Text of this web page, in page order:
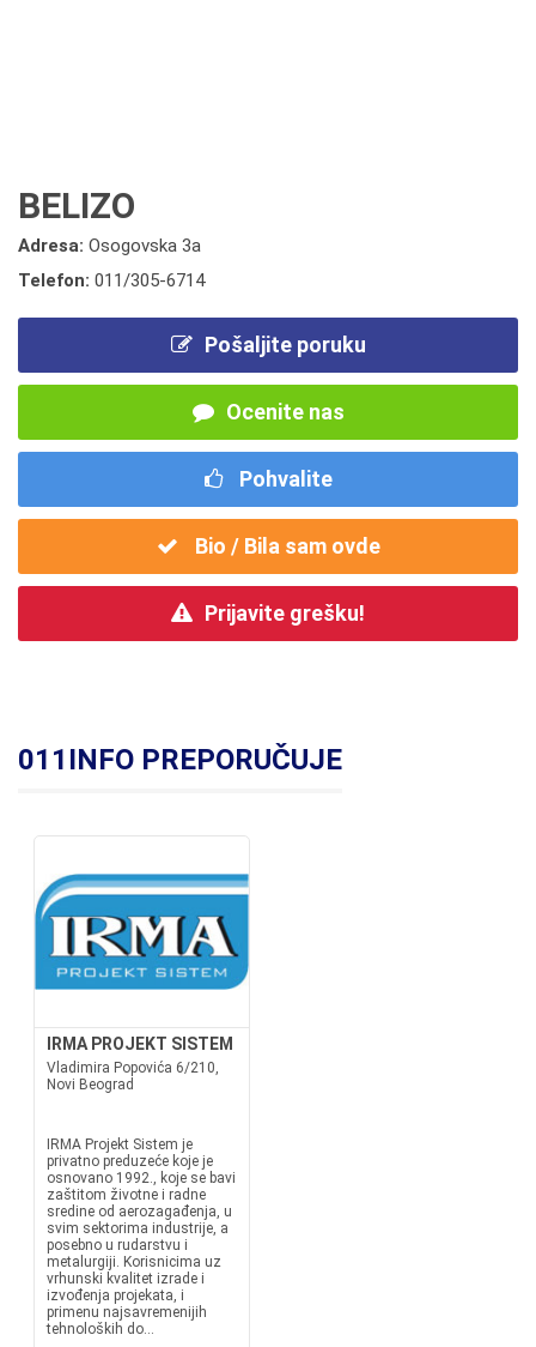
BELIZO
Adresa: Osogovska 3a
Telefon: 011/305-6714
Pošaljite poruku
Ocenite nas
Pohvalite
Bio / Bila sam ovde
Prijavite grešku!
011INFO PREPORUČUJE
IRMA PROJEKT SISTEM
Vladimira Popovića 6/210,
Novi Beograd
IRMA Projekt Sistem je
privatno preduzeće koje je
osnovano 1992., koje se bavi
zaštitom životne i radne
sredine od aerozagađenja, u
svim sektorima industrije, a
posebno u rudarstvu i
metalurgiji. Korisnicima uz
vrhunski kvalitet izrade i
izvođenja projekata, i
primenu najsavremenijih
tehnoloških do...